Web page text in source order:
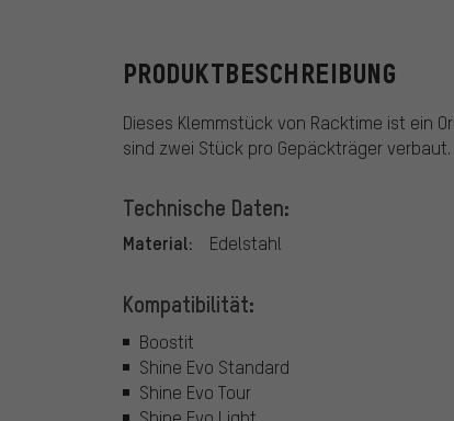
PRODUKTBESCHREIBUNG
Dieses Klemmstück von Racktime ist ein
sind zwei Stück pro Gepäckträger verbaut.
Technische Daten:
Material: Edelstahl
Kompatibilität:
Boostit
Shine Evo Standard
Shine Evo Tour